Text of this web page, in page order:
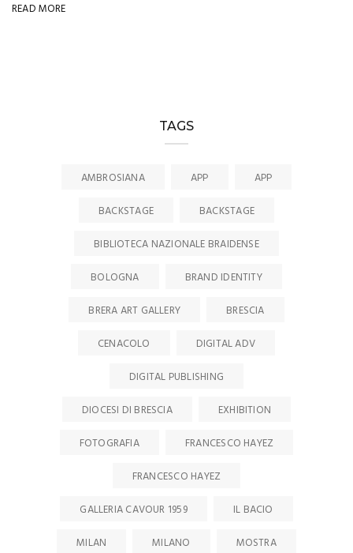
READ MORE
TAGS
AMBROSIANA APP
APP
BACKSTAGE
BACKSTAGE
BIBLIOTECA NAZIONALE BRAIDENSE
BOLOGNA
BRAND IDENTITY
BRERA ART GALLERY
BRESCIA
CENACOLO
DIGITAL ADV
DIGITAL PUBLISHING
DIOCESI DI BRESCIA
EXHIBITION
FOTOGRAFIA
FRANCESCO HAYEZ
FRANCESCO HAYEZ
GALLERIA CAVOUR 1959
IL BACIO
MILAN
MILANO
MOSTRA